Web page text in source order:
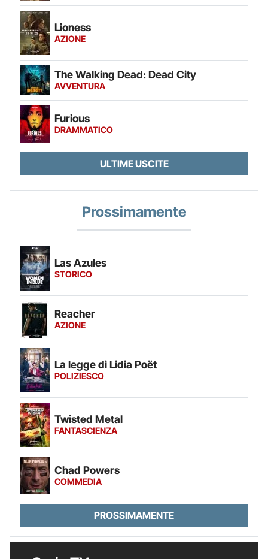
Lioness
AZIONE
The Walking Dead: Dead City
AVVENTURA
Furious
DRAMMATICO
ULTIME USCITE
Prossimamente
Las Azules
STORICO
Reacher
AZIONE
La legge di Lidia Poët
POLIZIESCO
Twisted Metal
FANTASCIENZA
Chad Powers
COMMEDIA
PROSSIMAMENTE